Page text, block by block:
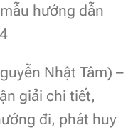
hướng dẫn
Nhật Tâm) –
giải chi tiết,
đi, phát huy